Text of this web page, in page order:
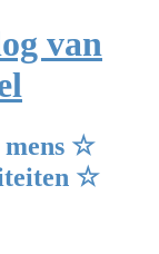
van
mens ☆
☆